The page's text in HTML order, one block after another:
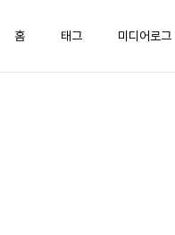
홈 태그 미디어로그